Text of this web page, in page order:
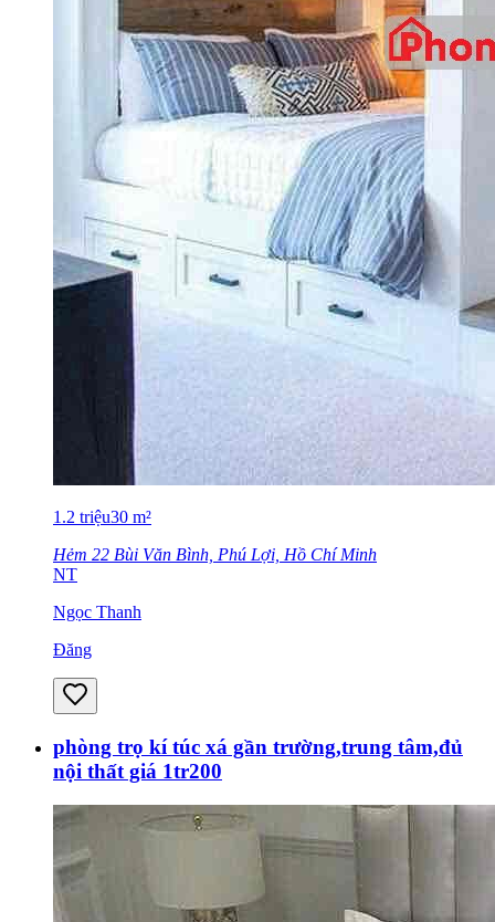
1.2 triệu30 m²
Hẻm 22 Bùi Văn Bình, Phú Lợi, Hồ Chí Minh
NT
Ngọc Thanh
Đăng
phòng trọ kí túc xá gần trường,trung tâm,đủ
nội thất giá 1tr200